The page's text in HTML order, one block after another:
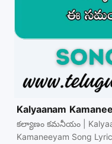
Kalyaanam
కల్యాణం కమనీయం |
Kamaneeyam Song